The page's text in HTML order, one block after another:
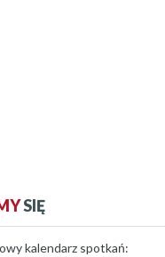
SIĘ
kalendarz spotkań: